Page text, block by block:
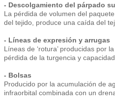
- Descolgamiento del párpado
La pérdida de volumen del
del tejido, produce una caída del
- Líneas de expresión y arrugas
Líneas de ‘rotura’ producidas por
pérdida de la turgencia y
- Bolsas
Producido por la acumulación de
infraorbital combinada con un